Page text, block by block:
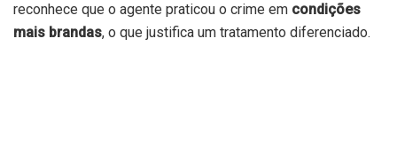
reconhece que o agente praticou o crime em condições
mais brandas, o que justifica um tratamento diferenciado.